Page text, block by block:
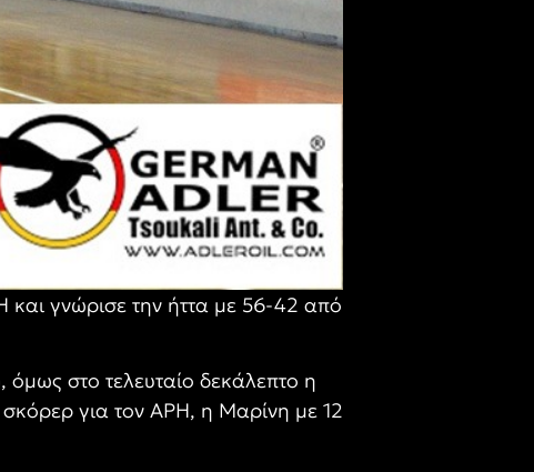
και γνώρισε την ήττα με 56-42 από
όμως στο τελευταίο δεκάλεπτο η
για τον ΑΡΗ, η Μαρίνη με 12